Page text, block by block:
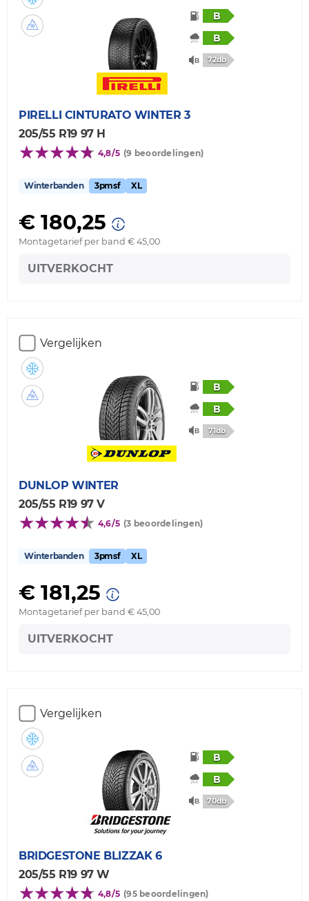
B
B
72db
PIRELLI CINTURATO WINTER 3
205/55 R19 97 H
4,8/5 (9 beoordelingen)
Winterbanden 3pmsf XL
€ 180,25
Montagetarief per band € 45,00
UITVERKOCHT
Vergelijken
B
B
71db
DUNLOP WINTER
205/55 R19 97 V
4,6/5 (3 beoordelingen)
Winterbanden 3pmsf XL
€ 181,25
Montagetarief per band € 45,00
UITVERKOCHT
Vergelijken
B
B
70db
BRIDGESTONE BLIZZAK 6
205/55 R19 97 W
4,8/5 (95 beoordelingen)